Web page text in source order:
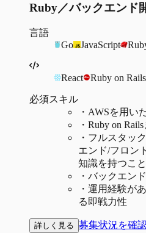
Ruby／バックエンド
言語
Go
JavaScript
React Ruby on Rails
必須スキル
・ AWSを用い
・ Ruby on
・ フルスタッ
エンド/フロン
知識を持つこと
・ バックエン
・ 運用経験が
る即戦力性
詳しく見る 募集状況を確